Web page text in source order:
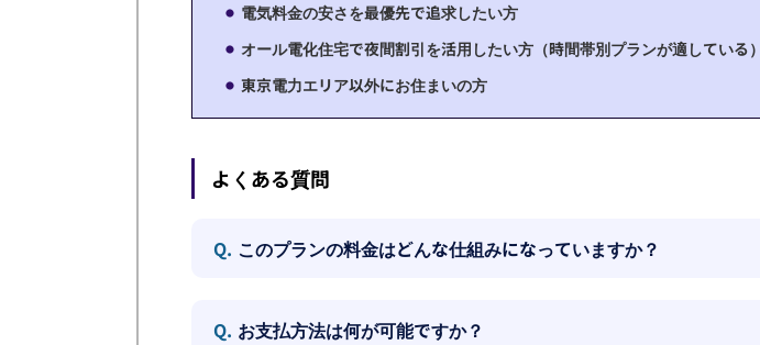
電気料金の安さを最優先で追求したい方
オール電化住宅で夜間割引を活用したい方（時間帯別プランが適している）
東京電力エリア以外にお住まいの方
よくある質問
Q. このプランの料金はどんな仕組みになっていますか？
Q. お支払方法は何が可能ですか？